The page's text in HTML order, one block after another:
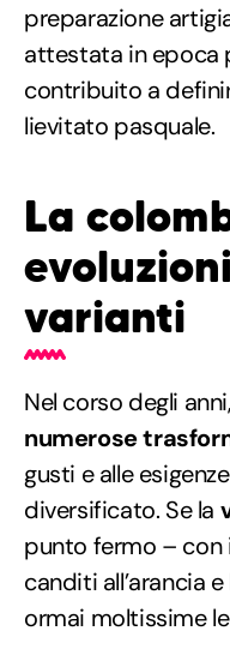
preparazione
attestata in epoca
contribuito a
lievitato pasquale.
La
varianti
Nel corso degli
numerose
gusti e alle
diversificato. Se la
punto fermo – con
canditi all’arancia
ormai moltissime